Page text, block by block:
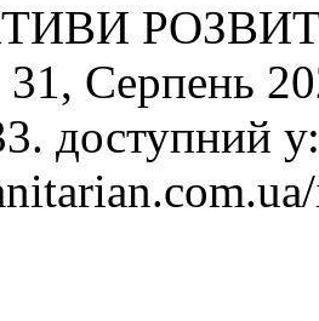
31, Серпень
доступний у: